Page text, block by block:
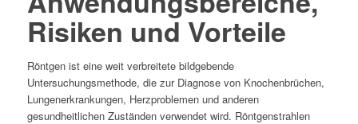
Risiken und Vorteile
Röntgen ist eine weit verbreitete bildgebende
Untersuchungsmethode, die zur Diagnose von Knochenbrüchen,
Lungenerkrankungen, Herzproblemen und anderen
gesundheitlichen Zuständen verwendet wird. Röntgenstrahlen